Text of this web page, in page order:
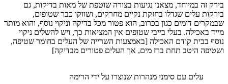
בירק זה במיוחד, מצאנו נגיעות בצורה שוטפת של מאות בדיקות, גם
בירקות עלים שגדלו בחזקת נקיים מחרקים, ושווקו כבר שטופים,
שבמקרים דומים כגון בכרוב, הוא פטור מכל בדיקה וניקוי נוסף, והוא מותר
מייד באכילה. בעלי בייבי שטופים אין המציאות כך, ויש להשלים ניקוי
נוסף בבית קודם האכילה [באמצעות השרייה של העלים בחומר שטיפה,
ושטיפה היטב תחת ברז מים, אך העלים פטורים מבדיקה]
עלים עם סימני מנהרות שנוצרו על ידי הרימה